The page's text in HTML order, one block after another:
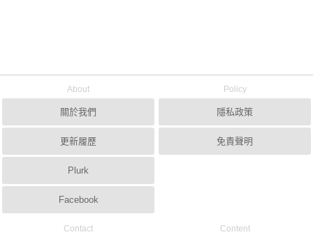
About
關於我們
更新履歷
Plurk
Facebook
Policy
隱私政策
免責聲明
Contact Content